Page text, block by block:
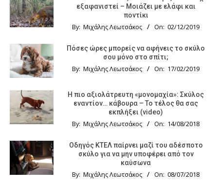
εξαφανιστεί – Μοιάζει με ελάφι και
ποντίκι
By: Μιχάλης Λεωτσάκος On: 02/12/2019
Πόσες ώρες μπορείς να αφήνεις το σκύλο
σου μόνο στο σπίτι;
By: Μιχάλης Λεωτσάκος On: 17/02/2019
Η πιο αξιολάτρευτη «μονομαχία»: Σκύλος
εναντίον… κάβουρα – Το τέλος θα σας
εκπλήξει (video)
By: Μιχάλης Λεωτσάκος On: 14/08/2018
Οδηγός KTΕΛ παίρνει μαζί του αδέσποτο
σκύλο για να μην υποφέρει από τον
καύσωνα
By: Μιχάλης Λεωτσάκος On: 08/07/2018